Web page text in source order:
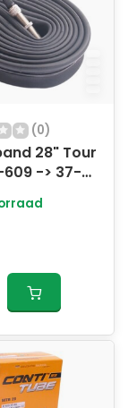
(0)
28" Tour
609 -> 37-